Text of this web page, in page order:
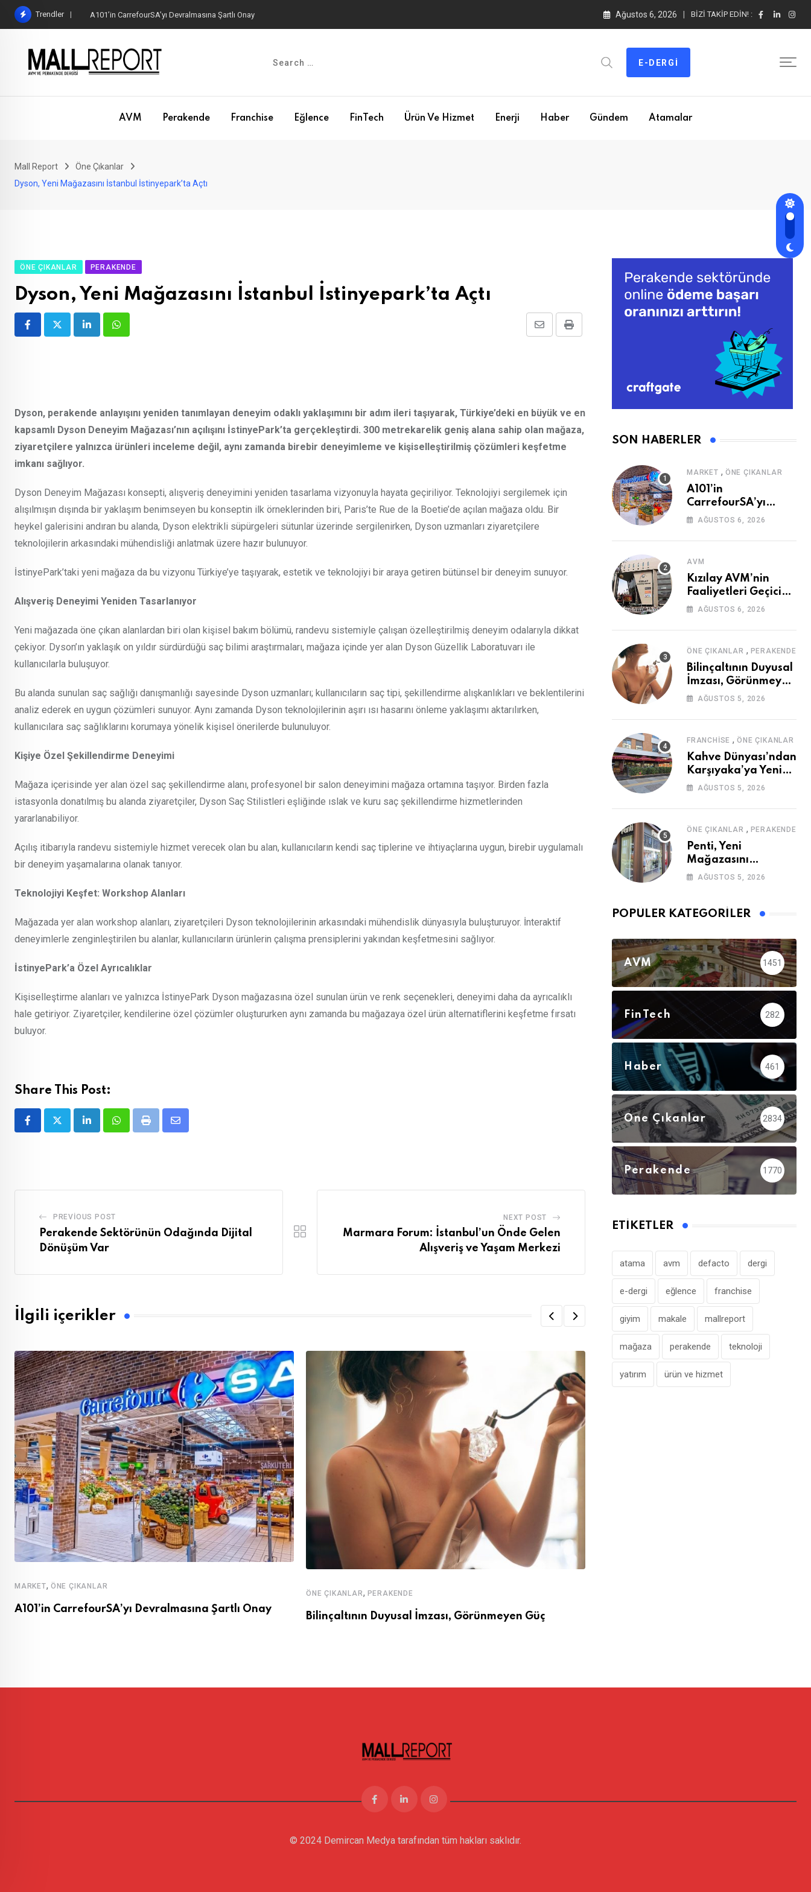
Skip
Trendler A101’in CarrefourSA’yı Devralmasına Şartlı Onay Ağustos 6, 2026 BIZI TAKIP EDIN! :
E-DERGI
AVM Perakende Franchise Eğlence FinTech Ürün Ve Hizmet Enerji Haber Gündem Atamalar
Mall Report
Öne Çıkanlar
Dyson, Yeni Mağazasını İstanbul İstinyepark’ta Açtı
ÖNE ÇIKANLAR PERAKENDE
Dyson, Yeni Mağazasını İstanbul İstinyepark’ta Açtı
LinkedInWhatsapp Print
Share
Dyson, perakende anlayışını yeniden tanımlayan deneyim odaklı yaklaşımını bir adım ileri taşıyarak, Türkiye’deki en büyük ve en
kapsamlı Dyson Deneyim Mağazası’nın açılışını İstinyePark’ta gerçekleştirdi. 300 metrekarelik geniş alana sahip olan mağaza,
ziyaretçilere yalnızca ürünleri inceleme değil, aynı zamanda birebir deneyimleme ve kişiselleştirilmiş çözümleri keşfetme
imkanı sağlıyor.
Dyson Deneyim Mağazası konsepti, alışveriş deneyimini yeniden tasarlama vizyonuyla hayata geçiriliyor. Teknolojiyi sergilemek için
alışılmışın dışında bir yaklaşım benimseyen bu konseptin ilk örneklerinden biri, Paris’te Rue de la Boetie’de açılan mağaza oldu. Bir
heykel galerisini andıran bu alanda, Dyson elektrikli süpürgeleri sütunlar üzerinde sergilenirken, Dyson uzmanları ziyaretçilere
teknolojilerin arkasındaki mühendisliği anlatmak üzere hazır bulunuyor.
İstinyePark’taki yeni mağaza da bu vizyonu Türkiye’ye taşıyarak, estetik ve teknolojiyi bir araya getiren bütünsel bir deneyim sunuyor.
Alışveriş Deneyimi Yeniden Tasarlanıyor
Yeni mağazada öne çıkan alanlardan biri olan kişisel bakım bölümü, randevu sistemiyle çalışan özelleştirilmiş deneyim odalarıyla dikkat
çekiyor. Dyson’ın yaklaşık on yıldır sürdürdüğü saç bilimi araştırmaları, mağaza içinde yer alan Dyson Güzellik Laboratuvarı ile
kullanıcılarla buluşuyor.
Bu alanda sunulan saç sağlığı danışmanlığı sayesinde Dyson uzmanları; kullanıcıların saç tipi, şekillendirme alışkanlıkları ve beklentilerini
analiz ederek en uygun çözümleri sunuyor. Aynı zamanda Dyson teknolojilerinin aşırı ısı hasarını önleme yaklaşımı aktarılırken,
kullanıcılara saç sağlıklarını korumaya yönelik kişisel önerilerde bulunuluyor.
Kişiye Özel Şekillendirme Deneyimi
Mağaza içerisinde yer alan özel saç şekillendirme alanı, profesyonel bir salon deneyimini mağaza ortamına taşıyor. Birden fazla
istasyonla donatılmış bu alanda ziyaretçiler, Dyson Saç Stilistleri eşliğinde ıslak ve kuru saç şekillendirme hizmetlerinden
yararlanabiliyor.
Açılış itibarıyla randevu sistemiyle hizmet verecek olan bu alan, kullanıcıların kendi saç tiplerine ve ihtiyaçlarına uygun, birebir uygulamalı
bir deneyim yaşamalarına olanak tanıyor.
Teknolojiyi Keşfet: Workshop Alanları
Mağazada yer alan workshop alanları, ziyaretçileri Dyson teknolojilerinin arkasındaki mühendislik dünyasıyla buluşturuyor. İnteraktif
deneyimlerle zenginleştirilen bu alanlar, kullanıcıların ürünlerin çalışma prensiplerini yakından keşfetmesini sağlıyor.
İstinyePark’a Özel Ayrıcalıklar
Kişiselleştirme alanları ve yalnızca İstinyePark Dyson mağazasına özel sunulan ürün ve renk seçenekleri, deneyimi daha da ayrıcalıklı
hale getiriyor. Ziyaretçiler, kendilerine özel çözümler oluştururken aynı zamanda bu mağazaya özel ürün alternatiflerini keşfetme fırsatı
buluyor.
Share This Post:
LinkedInWhatsappPrint
Share
PREVIOUS POST
Perakende Sektörünün Odağında Dijital
Dönüşüm Var
NEXT POST
Marmara Forum: İstanbul’un Önde Gelen
Alışveriş ve Yaşam Merkezi
İlgili içerikler
MARKET, ÖNE ÇIKANLAR
A101’in CarrefourSA’yı Devralmasına Şartlı Onay
ÖNE ÇIKANLAR, PERAKENDE
Bilinçaltının Duyusal İmzası, Görünmeyen Güç
SON HABERLER
MARKET , ÖNE ÇIKANLAR
A101’in
CarrefourSA’yı
Devralmasına Şartlı
AĞUSTOS 6, 2026
AVM
Kızılay AVM’nin
Faaliyetleri Geçici
Olarak Durduruldu
AĞUSTOS 6, 2026
ÖNE ÇIKANLAR , PERAKENDE
Bilinçaltının Duyusal
İmzası, Görünmeyen
GüçAĞUSTOS 5, 2026
FRANCHISE ,ÖNE ÇIKANLAR
Kahve Dünyası’ndan
Karşıyaka’ya Yeni
Mağaza
AĞUSTOS 5, 2026
ÖNE ÇIKANLAR , PERAKENDE
Penti, Yeni
Mağazasını
Galataport’ta
AĞUSTOS 5, 2026
POPÜLER KATEGORILER
AVM 1451
FinTech 282
Haber 461
Öne Çıkanlar 2834
Perakende 1770
ETIKETLER
atama avm defacto dergi
e-dergi eğlence franchise
giyim makale mallreport
mağaza perakende teknoloji
yatırım ürün ve hizmet
© 2024 Demircan Medya tarafından tüm hakları saklıdır.